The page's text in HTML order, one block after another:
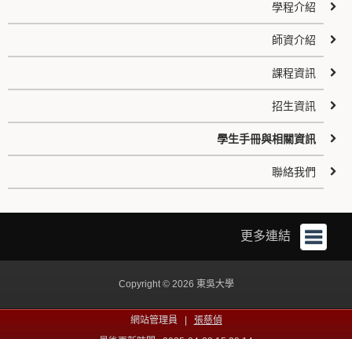
學程介紹
師資介紹
課程資訊
招生資訊
學生手冊與相關資訊
聯絡我們
更多連結
Copyright © 2026 東吳大學
網站管理員 | 張慈偵